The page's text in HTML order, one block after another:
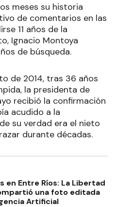
meses su historia
de comentarios en las
11 años de la
Ignacio Montoya
de búsqueda.
de 2014, tras 36 años
la presidenta de
recibió la confirmación
acudido a la
su verdad era el nieto
durante décadas.
en Entre Ríos: La Libertad
una foto editada
Artificial